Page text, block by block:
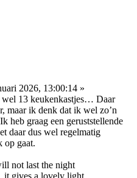
2026, 13:00:14 »
wel 13 keukenkastjes… Daar
maar ik denk dat ik wel zo’n
heb graag een geruststellende
daar dus wel regelmatig
op gaat.
not last the night
it gives a lovely light